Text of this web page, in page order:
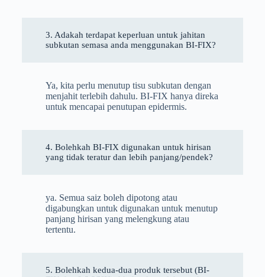
3. Adakah terdapat keperluan untuk jahitan
subkutan semasa anda menggunakan BI-FIX?
Ya, kita perlu menutup tisu subkutan dengan
menjahit terlebih dahulu. BI-FIX hanya direka
untuk mencapai penutupan epidermis.
4. Bolehkah BI-FIX digunakan untuk hirisan
yang tidak teratur dan lebih panjang/pendek?
ya. Semua saiz boleh dipotong atau
digabungkan untuk digunakan untuk menutup
panjang hirisan yang melengkung atau
tertentu.
5. Bolehkah kedua-dua produk tersebut (BI-